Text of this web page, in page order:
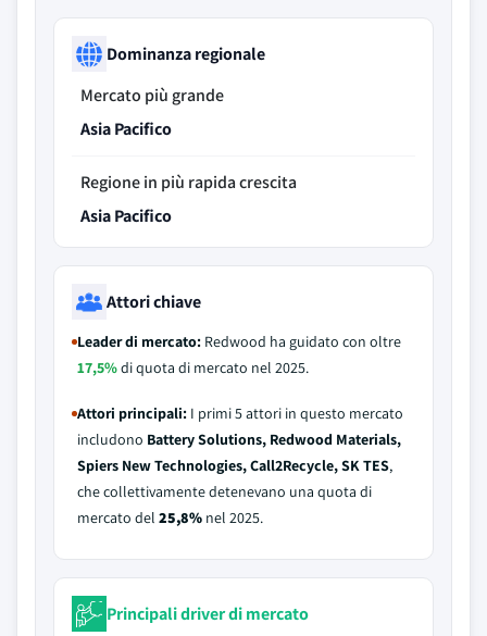
Dominanza regionale
Mercato più grande
Asia Pacifico
Regione in più rapida crescita
Asia Pacifico
Attori chiave
Leader di mercato: Redwood ha guidato con oltre
17,5%di quota di mercato nel 2025.
Attori principali: I primi 5 attori in questo mercato
includono Battery Solutions, Redwood Materials,
Spiers New Technologies, Call2Recycle, SK TES,
che collettivamente detenevano una quota di
mercato del 25,8% nel 2025.
Principali driver di mercato